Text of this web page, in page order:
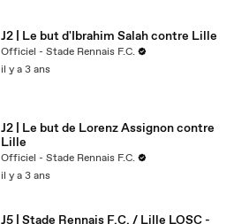
J2 | Le but d'Ibrahim Salah contre Lille
Officiel - Stade Rennais F.C.
il y a 3 ans
J2 | Le but de Lorenz Assignon contre
Lille
Officiel - Stade Rennais F.C.
il y a 3 ans
J5 | Stade Rennais F.C. / Lille LOSC -